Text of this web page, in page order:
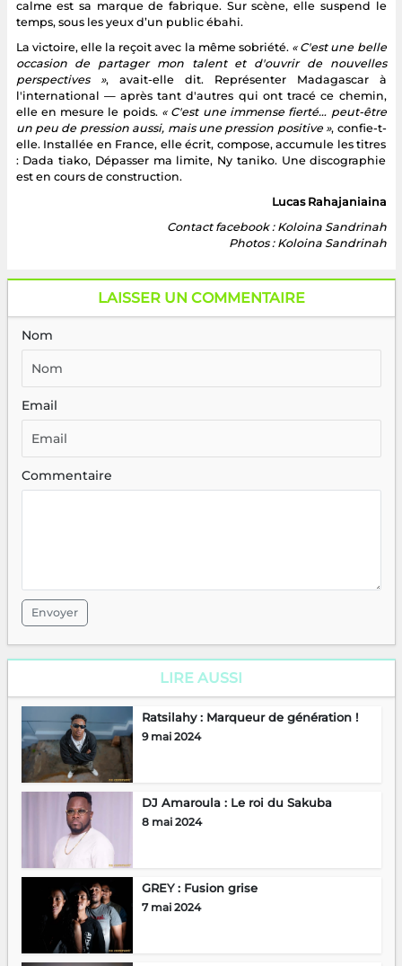
calme est sa marque de fabrique. Sur scène, elle suspend le
temps, sous les yeux d’un public ébahi.
La victoire, elle la reçoit avec la même sobriété. « C'est une belle
occasion de partager mon talent et d'ouvrir de nouvelles
perspectives », avait-elle dit. Représenter Madagascar à
l'international — après tant d'autres qui ont tracé ce chemin,
elle en mesure le poids.« C'est une immense fierté… peut-être
un peu de pression aussi, mais une pression positive », confie-t-
elle. Installée en France, elle écrit, compose, accumule les titres
: Dada tiako, Dépasser ma limite, Ny taniko. Une discographie
est en cours de construction.
Lucas Rahajaniaina
Contact facebook : Koloina Sandrinah
Photos : Koloina Sandrinah
LAISSER UN COMMENTAIRE
Nom
Email
Commentaire
Envoyer
LIRE AUSSI
Ratsilahy : Marqueur de génération !
9 mai 2024
DJ Amaroula : Le roi du Sakuba
8 mai 2024
GREY : Fusion grise
7 mai 2024